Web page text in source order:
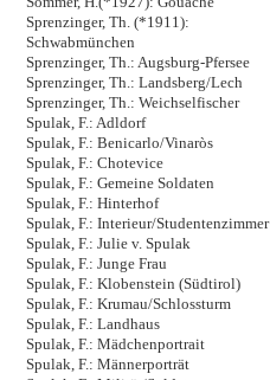
Sprenzinger, Th. (*1911):
Schwabmünchen
Sprenzinger, Th.: Augsburg-Pfersee
Sprenzinger, Th.: Landsberg/Lech
Sprenzinger, Th.: Weichselfischer
Spulak, F.: Adldorf
Spulak, F.: Benicarlo/Vinaròs
Spulak, F.: Chotevice
Spulak, F.: Gemeine Soldaten
Spulak, F.: Hinterhof
Spulak, F.: Interieur/Studentenzimmer
Spulak, F.: Julie v. Spulak
Spulak, F.: Junge Frau
Spulak, F.: Klobenstein (Südtirol)
Spulak, F.: Krumau/Schlossturm
Spulak, F.: Landhaus
Spulak, F.: Mädchenportrait
Spulak, F.: Männerporträt